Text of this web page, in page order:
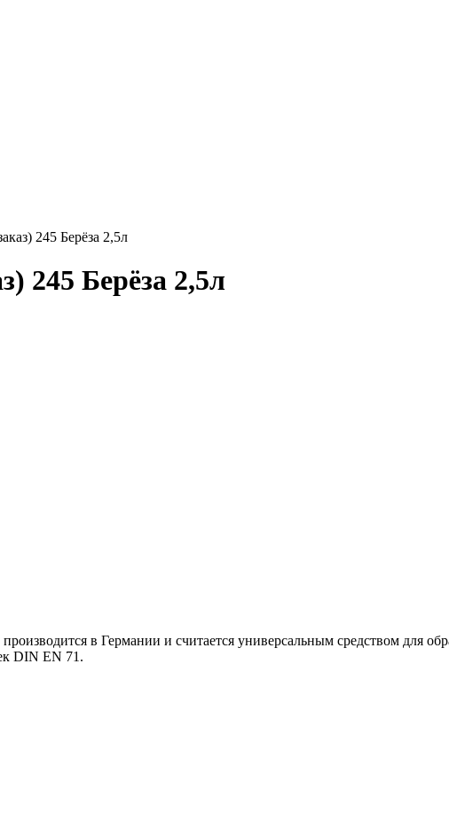
245 Берёза 2,5л
245 Берёза 2,5л
в Германии и считается универсальным средством для
DIN EN 71.